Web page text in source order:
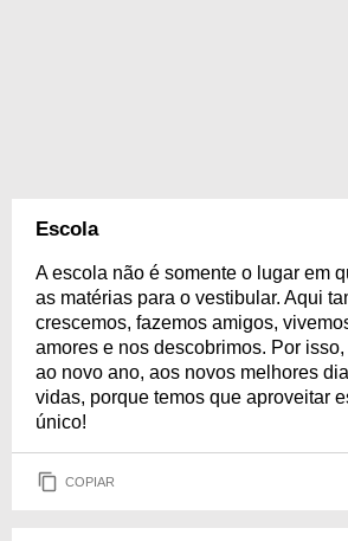
Escola
A escola não é somente o lugar em
as matérias para o vestibular. Aqui
crescemos, fazemos amigos,
amores e nos descobrimos. Por
ao novo ano, aos novos melhores
vidas, porque temos que aproveitar
único!
COPIAR